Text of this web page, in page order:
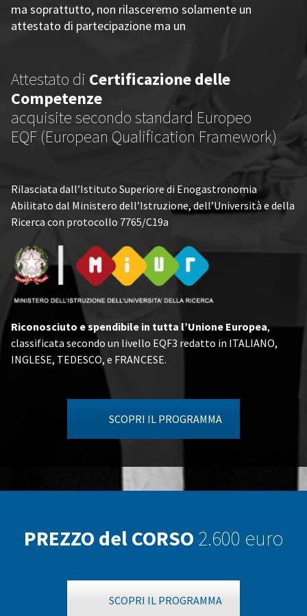
ma soprattutto, non rilasceremo solamente un
attestato di partecipazione ma un
Attestato di Certificazione delle
Competenze
acquisite secondo standard Europeo
EQF (European Qualification Framework)
Rilasciata dall’Istituto Superiore di Enogastronomia
Abilitato dal Ministero dell’Istruzione, dell’Università e della
Ricerca con protocollo 7765/C19a
Riconosciuto e spendibile in tutta l’Unione Europea,
classificata secondo un livello EQF3 redatto in ITALIANO,
INGLESE, TEDESCO, e FRANCESE.
SCOPRI IL PROGRAMMA
PREZZO del CORSO 2.600 euro
SCOPRI IL PROGRAMMA